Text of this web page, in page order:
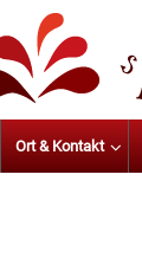
Ort & Kontakt